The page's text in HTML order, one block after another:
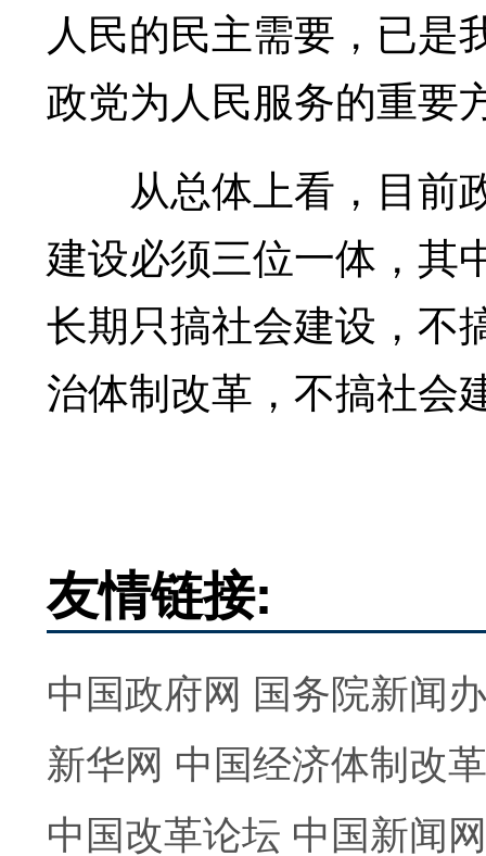
人民的民主需要，已是
政党为人民服务的重要
从总体上看，目前
建设必须三位一体，其
长期只搞社会建设，不
治体制改革，不搞社会
友情链接:
中国政府网 国务院新闻
新华网 中国经济体制改
中国改革论坛 中国新闻网